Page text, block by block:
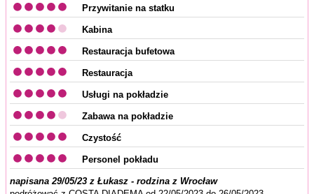
Przywitanie na statku
Kabina
Restauracja bufetowa
Restauracja
Usługi na pokładzie
Zabawa na pokładzie
Czystość
Personel pokładu
napisana 29/05/23 z Łukasz - rodzina z Wrocław